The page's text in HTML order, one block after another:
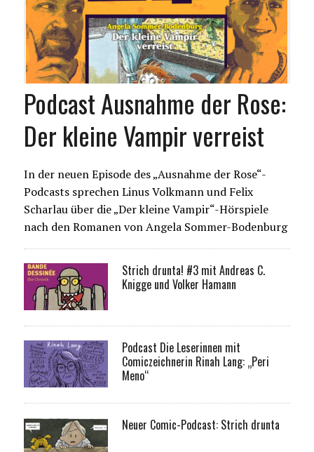
Podcast Ausnahme der Rose:
Der kleine Vampir verreist
In der neuen Episode des „Ausnahme der Rose“-
Podcasts sprechen Linus Volkmann und Felix
Scharlau über die „Der kleine Vampir“-Hörspiele
nach den Romanen von Angela Sommer-Bodenburg
Strich drunta! #3 mit Andreas C.
Knigge und Volker Hamann
Podcast Die Leserinnen mit
Comiczeichnerin Rinah Lang: „Peri
Meno“
Neuer Comic-Podcast: Strich drunta